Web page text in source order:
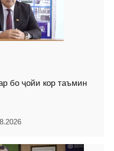
бо ҷойи кор таъмин